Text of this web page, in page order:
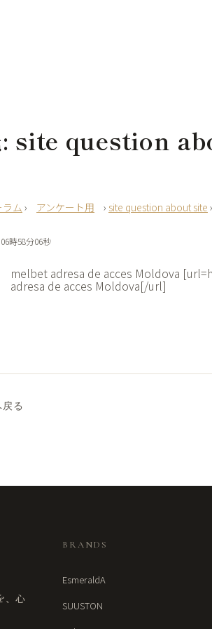
: site question
ラム › アンケート用 › site question about site ›
時58分06秒
melbet adresa de acces Moldova
adresa de acces Moldova[/url]
る
、心
BRANDS
EsmeraldA
SUUSTON